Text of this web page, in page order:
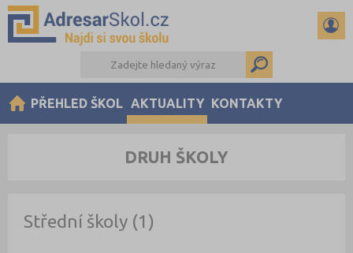
PŘEHLED ŠKOL AKTUALITY KONTAKTY
DRUH ŠKOLY
Střední školy (1)